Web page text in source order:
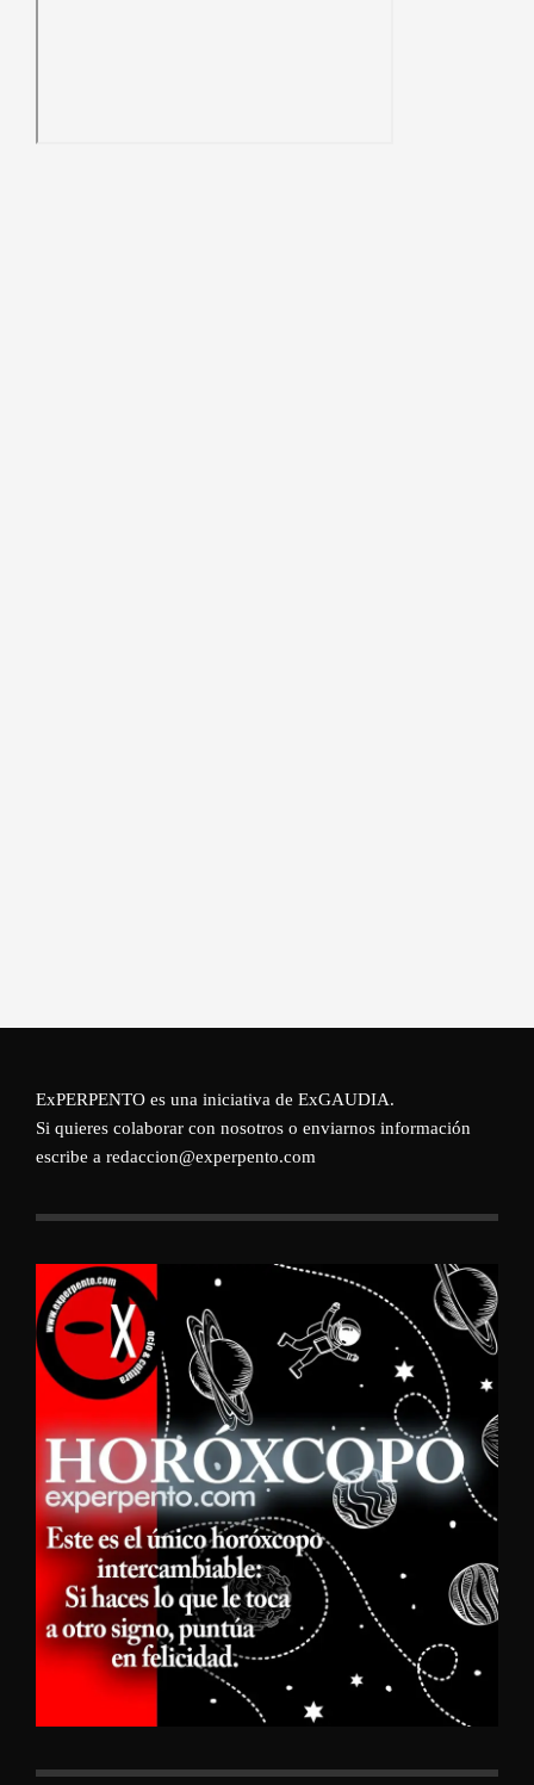
ExPERPENTO es una iniciativa de ExGAUDIA.
Si quieres colaborar con nosotros o enviarnos información
escribe a redaccion@experpento.com